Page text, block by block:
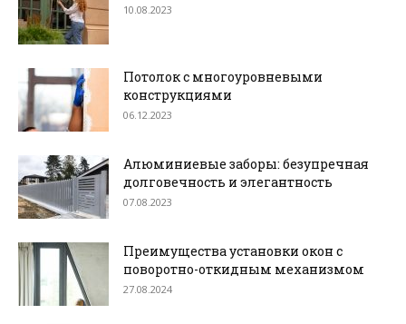
10.08.2023
Потолок с многоуровневыми
конструкциями
06.12.2023
Алюминиевые заборы: безупречная
долговечность и элегантность
07.08.2023
Преимущества установки окон с
поворотно-откидным механизмом
27.08.2024